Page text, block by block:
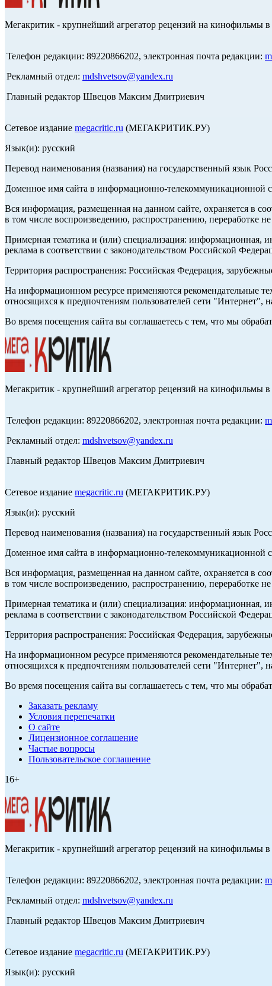
Мегакритик - крупнейший агрегатор рецензий на кинофильмы в
Телефон редакции: 89220866202, электронная почта редакции:
Рекламный отдел: mdshvetsov@yandex.ru
Главный редактор Швецов Максим Дмитриевич
Сетевое издание megacritic.ru (МЕГАКРИТИК.РУ)
Язык(и): русский
Перевод наименования (названия) на государственный язык
Доменное имя сайта в информационно-телекоммуникационной
Вся информация, размещенная на данном сайте, охраняется в
в том числе воспроизведению, распространению, переработке
Примерная тематика и (или) специализация: информационная,
реклама в соответствии с законодательством Российской
Территория распространения: Российская Федерация,
На информационном ресурсе применяются рекомендательные
относящихся к предпочтениям пользователей сети "Интернет",
Во время посещения сайта вы соглашаетесь с тем, что мы
Мегакритик - крупнейший агрегатор рецензий на кинофильмы в
Телефон редакции: 89220866202, электронная почта редакции:
Рекламный отдел: mdshvetsov@yandex.ru
Главный редактор Швецов Максим Дмитриевич
Сетевое издание megacritic.ru (МЕГАКРИТИК.РУ)
Язык(и): русский
Перевод наименования (названия) на государственный язык
Доменное имя сайта в информационно-телекоммуникационной
Вся информация, размещенная на данном сайте, охраняется в
в том числе воспроизведению, распространению, переработке
Примерная тематика и (или) специализация: информационная,
реклама в соответствии с законодательством Российской
Территория распространения: Российская Федерация,
На информационном ресурсе применяются рекомендательные
относящихся к предпочтениям пользователей сети "Интернет",
Во время посещения сайта вы соглашаетесь с тем, что мы
Заказать рекламу
Условия перепечатки
О сайте
Лицензионное соглашение
Частые вопросы
Пользовательское соглашение
16+
Мегакритик - крупнейший агрегатор рецензий на кинофильмы в
Телефон редакции: 89220866202, электронная почта редакции:
Рекламный отдел: mdshvetsov@yandex.ru
Главный редактор Швецов Максим Дмитриевич
Сетевое издание megacritic.ru (МЕГАКРИТИК.РУ)
Язык(и): русский